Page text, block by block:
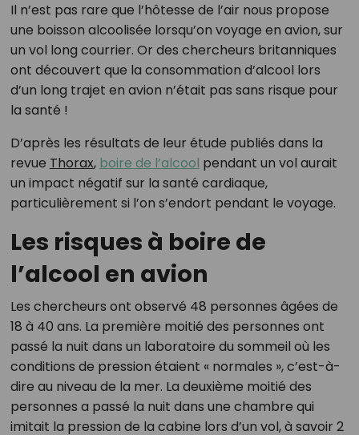
Il n’est pas rare que l’hôtesse de l’air nous propose
une boisson alcoolisée lorsqu’on voyage en avion, sur
un vol long courrier. Or des chercheurs britanniques
ont découvert que la consommation d’alcool lors
d’un long trajet en avion n’était pas sans risque pour
la santé !
D’après les résultats de leur étude publiés dans la
revue Thorax, boire de l’alcool pendant un vol aurait
un impact négatif sur la santé cardiaque,
particulièrement si l’on s’endort pendant le voyage.
Les risques à boire de
l’alcool en avion
Les chercheurs ont observé 48 personnes âgées de
18 à 40 ans. La première moitié des personnes ont
passé la nuit dans un laboratoire du sommeil où les
conditions de pression étaient « normales », c’est-à-
dire au niveau de la mer. La deuxième moitié des
personnes a passé la nuit dans une chambre qui
imitait la pression de la cabine lors d’un vol, à savoir 2